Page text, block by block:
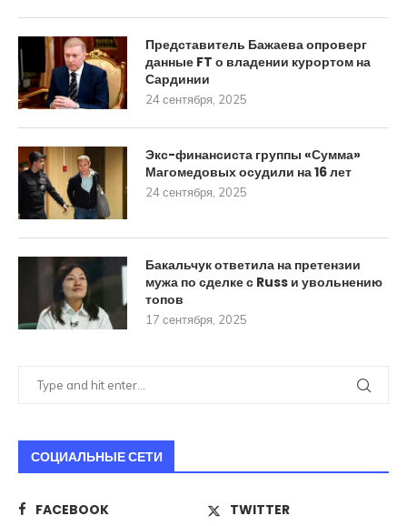
Представитель Бажаева опроверг
данные FT о владении курортом на
Сардинии
24 сентября, 2025
Экс-финансиста группы «Сумма»
Магомедовых осудили на 16 лет
24 сентября, 2025
Бакальчук ответила на претензии
мужа по сделке с Russ и увольнению
топов
17 сентября, 2025
СОЦИАЛЬНЫЕ СЕТИ
FACEBOOK
TWITTER